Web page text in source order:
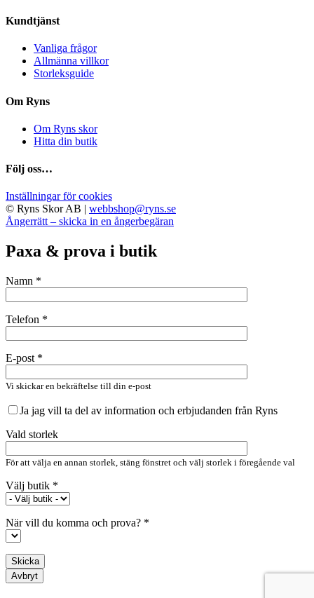
Kundtjänst
Vanliga frågor
Allmänna villkor
Storleksguide
Om Ryns
Om Ryns skor
Hitta din butik
Följ oss…
Inställningar för cookies
© Ryns Skor AB | webbshop@ryns.se
Ångerrätt – skicka in en ångerbegäran
Paxa & prova i butik
Namn *
Telefon *
E-post *
Vi skickar en bekräftelse till din e-post
Ja jag vill ta del av information och erbjudanden från Ryns
Vald storlek
För att välja en annan storlek, stäng fönstret och välj storlek i föregående val
Välj butik *
När vill du komma och prova? *
Avbryt